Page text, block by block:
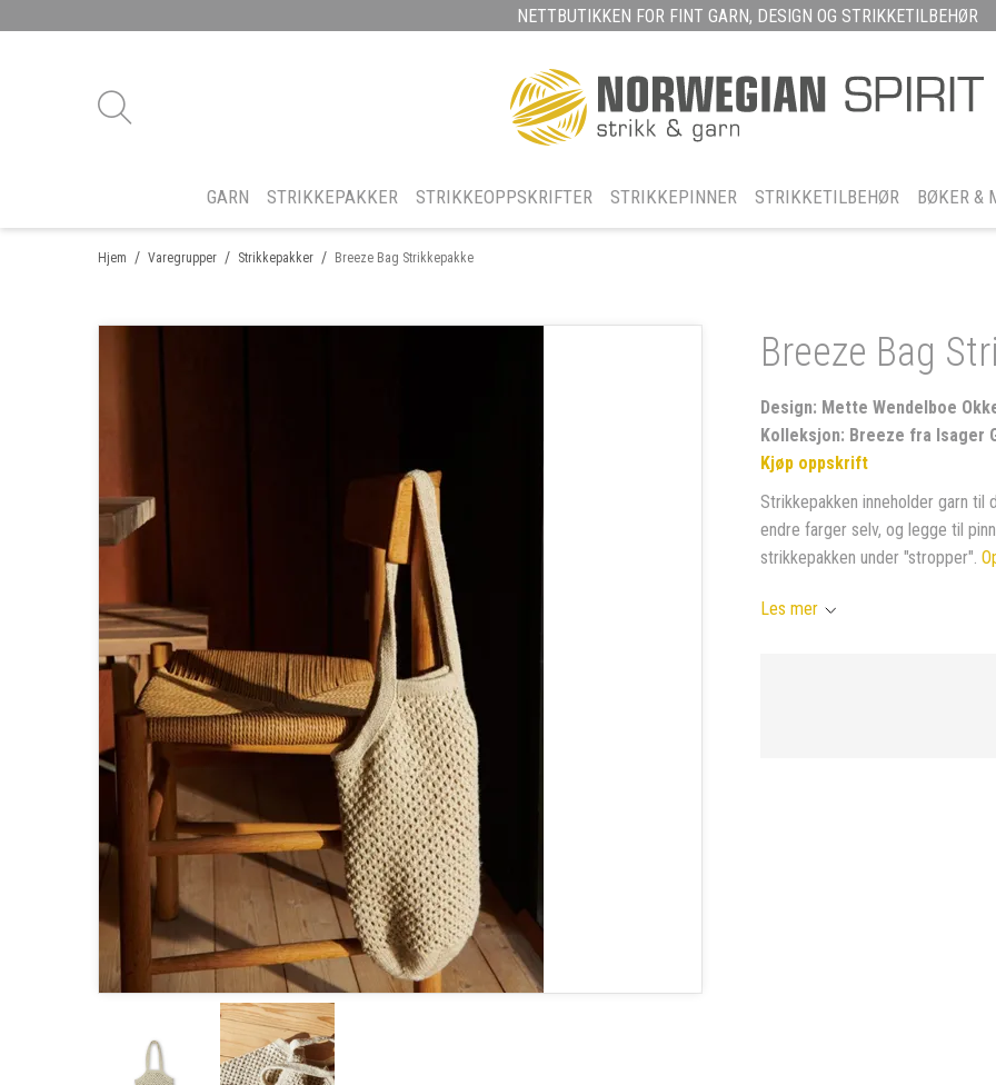
NETTBUTIKKEN FOR FINT GARN, DESIGN OG STRIKKETILBEHØR
GARN STRIKKEPAKKER STRIKKEOPPSKRIFTER STRIKKEPINNER STRIKKETILBEHØR BØKER &
/
Hjem /
Varegrupper /
Strikkepakker Breeze Bag Strikkepakke
Breeze Bag
Design: Mette Wendelboe
Kolleksjon: Breeze fra Isager
Kjøp oppskrift
Strikkepakken inneholder garn
endre farger selv, og legge til
strikkepakken under "stropper".
Les mer